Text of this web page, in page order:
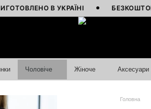
В УКРАЇНІ БЕЗКОШТОВНА
Чоловіче Жіноче Аксесуари
Головна